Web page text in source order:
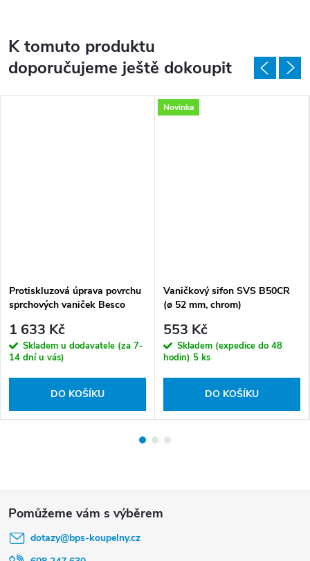
K tomuto produktu
doporučujeme ještě dokoupit
Protiskluzová úprava povrchu
sprchových vaniček Besco
1 633 Kč
Skladem u dodavatele (za 7-
14 dní u vás)
DO KOŠÍKU
Novinka
Vaničkový sifon SVS B50CR
(ø 52 mm, chrom)
553 Kč
Skladem (expedice do 48
hodin) 5 ks
DO KOŠÍKU
dotazy@bps-koupelny.cz